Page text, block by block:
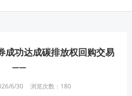
成功达成碳排放权回购交易
——
6/30 浏览次数： 180